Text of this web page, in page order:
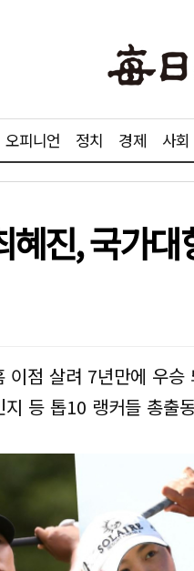
오피니언 정치 경제 사회
혜진, 국가
점 살려 7년만에 우승
지 등 톱10 랭커들 총출